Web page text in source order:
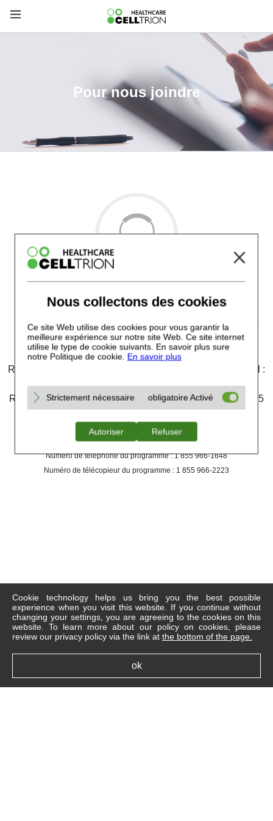
Pour nous joindre
121, rue King Ouest, bureau 1110, Toronto (Ontario) M5H
3T9
Renseignements généraux : tél. : 1 855 904-1747 / courriel :
Info_CA@celltrionhc.com
Renseignements médicaux/pharmacovigilance : tél. : 1 855
Celltrion CONNECTMC :
Numéro de téléphone du programme : 1 855 966-1648
Numéro de télécopieur du programme : 1 855 966-2223
Cookie technology helps us bring you the best possible
experience when you visit this website. If you continue without
changing your settings, you are agreeing to the cookies on this
website. To learn more about our policy on cookies, please
review our privacy policy via the link at the bottom of the page.
ok
Nous collectons des cookies
Ce site Web utilise des cookies pour vous garantir la
meilleure expérience sur notre site Web. Ce site internet
utilise le type de cookie suivants. En savoir plus sure
notre Politique de cookie. En savoir plus
Strictement nécessaire obligatoire Activé
Autoriser Refuser